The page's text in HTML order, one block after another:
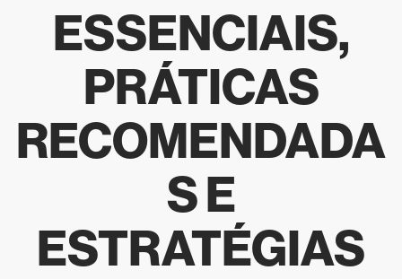
ESSENCIAIS,
PRÁTICAS
RECOMENDADA
S E
ESTRATÉGIAS